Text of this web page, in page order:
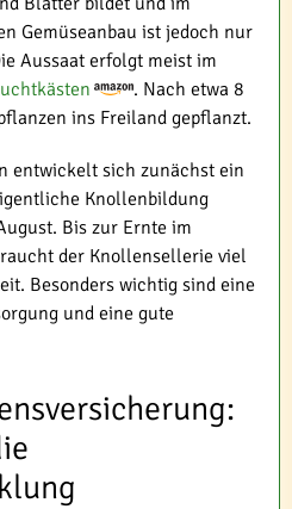
Gemüseanbau ist jedoch nur
Aussaat erfolgt meist im
. Nach etwa 8
ins Freiland gepflanzt.
entwickelt sich zunächst ein
Knollenbildung
Bis zur Ernte im
der Knollensellerie viel
Besonders wichtig sind eine
und eine gute